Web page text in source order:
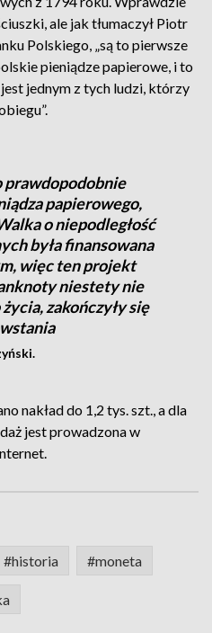
ale jak tłumaczył Piotr
Polskiego, „są to pierwsze
pieniądze papierowe, i to
jednym z tych ludzi, którzy
prawdopodobnie
papierowego,
o niepodległość
była finansowana
więc ten projekt
niestety nie
zakończyły się
nakład do 1,2 tys. szt., a dla
jest prowadzona w
#historia #moneta